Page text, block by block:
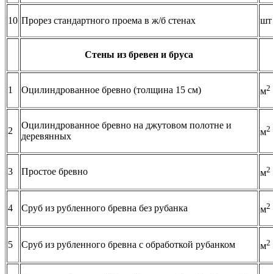
10 Прорез стандартного проема в ж/б стенах шт
Стены из бревен и бруса
1 Оцилиндрованное бревно (толщина 15 см) м2
2
Оцилиндрованное бревно на джутовом полотне и
деревянных
м2
3 Простое бревно м2
4 Сруб из рубленного бревна без рубанка м2
5 Сруб из рубленного бревна с обработкой рубанком м2